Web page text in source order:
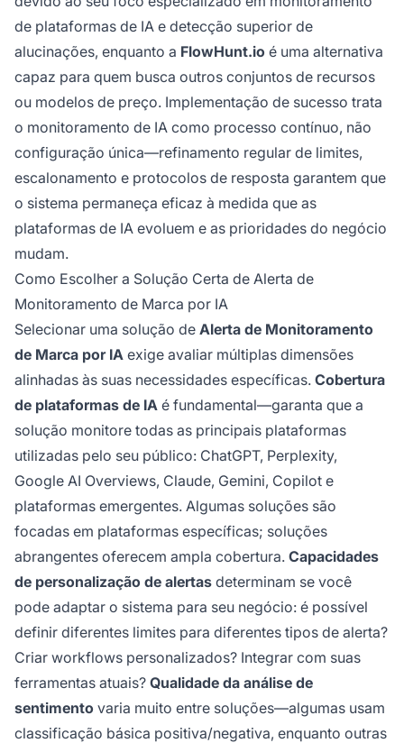
de plataformas de IA e detecção superior de
alucinações, enquanto a FlowHunt.io é uma alternativa
capaz para quem busca outros conjuntos de recursos
ou modelos de preço. Implementação de sucesso trata
o monitoramento de IA como processo contínuo, não
configuração única—refinamento regular de limites,
escalonamento e protocolos de resposta garantem que
o sistema permaneça eficaz à medida que as
plataformas de IA evoluem e as prioridades do negócio
mudam.
Como Escolher a Solução Certa de Alerta de
Monitoramento de Marca por IA
Selecionar uma solução de Alerta de Monitoramento
de Marca por IA exige avaliar múltiplas dimensões
alinhadas às suas necessidades específicas. Cobertura
de plataformas de IA é fundamental—garanta que a
solução monitore todas as principais plataformas
utilizadas pelo seu público: ChatGPT, Perplexity,
Google AI Overviews, Claude, Gemini, Copilot e
plataformas emergentes. Algumas soluções são
focadas em plataformas específicas; soluções
abrangentes oferecem ampla cobertura. Capacidades
de personalização de alertas determinam se você
pode adaptar o sistema para seu negócio: é possível
definir diferentes limites para diferentes tipos de alerta?
Criar workflows personalizados? Integrar com suas
ferramentas atuais? Qualidade da análise de
sentimento varia muito entre soluções—algumas usam
classificação básica positiva/negativa, enquanto outras